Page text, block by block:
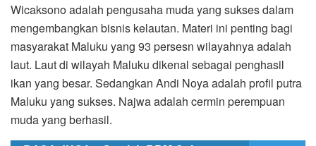
Wicaksono adalah pengusaha muda yang sukses dalam
mengembangkan bisnis kelautan. Materi ini penting bagi
masyarakat Maluku yang 93 persesn wilayahnya adalah
laut. Laut di wilayah Maluku dikenal sebagai penghasil
ikan yang besar. Sedangkan Andi Noya adalah profil putra
Maluku yang sukses. Najwa adalah cermin perempuan
muda yang berhasil.